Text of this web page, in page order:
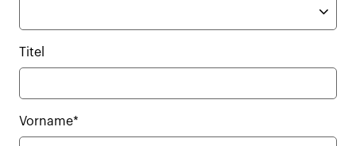
Titel
Vorname*